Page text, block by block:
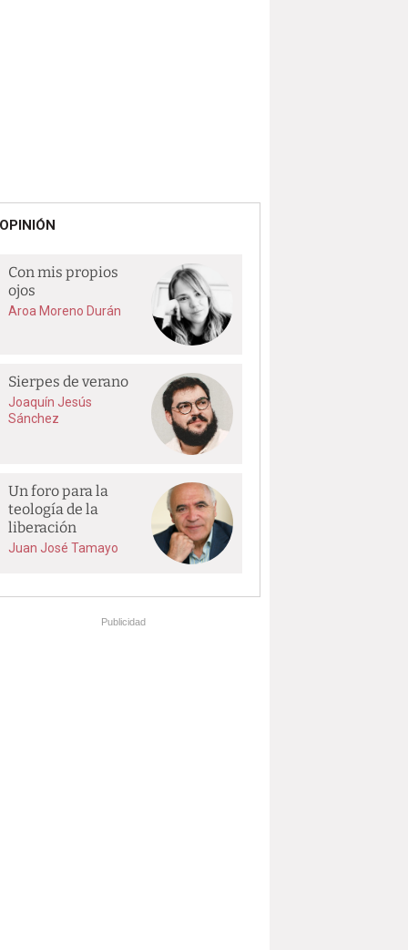
OPINIÓN
Con mis propios
ojos
Aroa Moreno Durán
Sierpes de verano
Joaquín Jesús
Sánchez
Un foro para la
teología de la
liberación
Juan José Tamayo
Publicidad